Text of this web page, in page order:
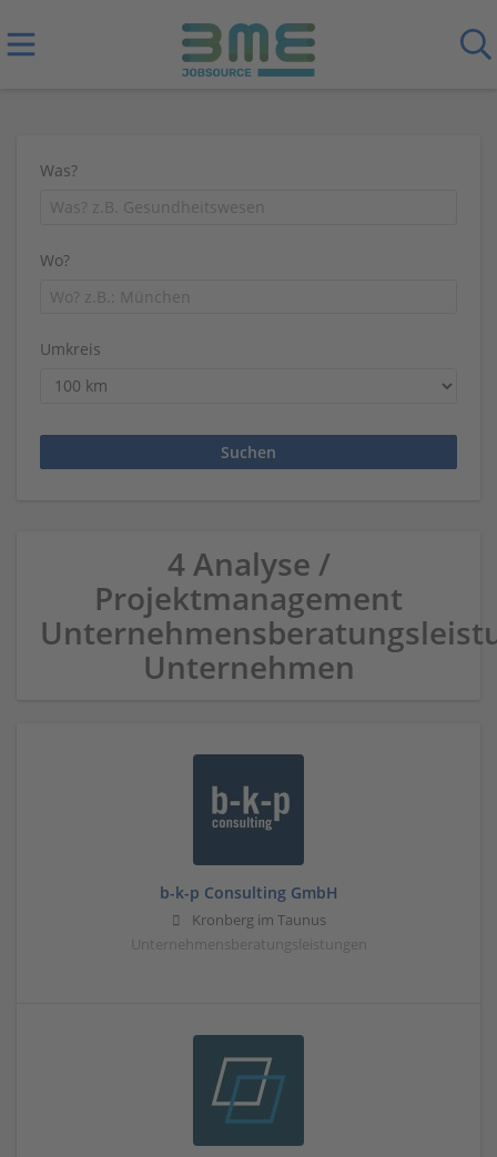
Was?
Wo?
Umkreis
4 Analyse /
Projektmanagement
Unternehmen
b-k-p Consulting GmbH
Kronberg im Taunus
Unternehmensberatungsleistungen